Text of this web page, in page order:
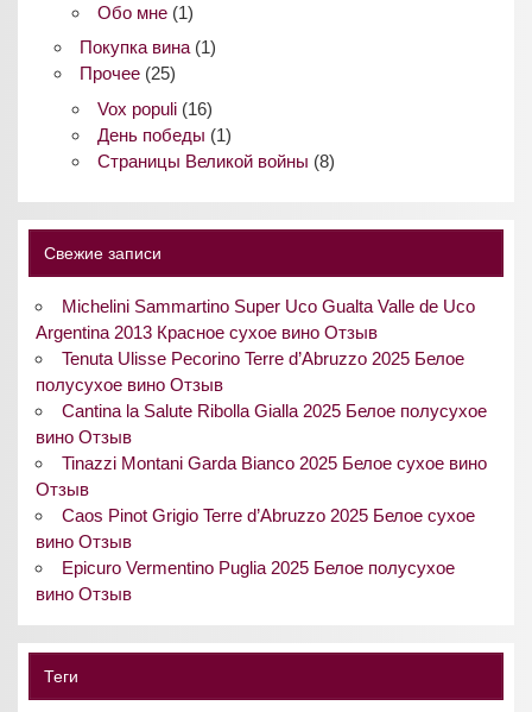
Обо мне(1)
Покупка вина(1)
Прочее(25)
Vox populi(16)
День победы (1)
Страницы Великой войны (8)
Свежие записи
Michelini Sammartino Super Uco Gualta Valle de Uco
Argentina 2013 Красное сухое вино Отзыв
Tenuta Ulisse Pecorino Terre d’Abruzzo 2025 Белое
полусухое вино Отзыв
Cantina la Salute Ribolla Gialla 2025 Белое полусухое
вино Отзыв
Tinazzi Montani Garda Bianco 2025 Белое сухое вино
Отзыв
Caos Pinot Grigio Terre d’Abruzzo 2025 Белое сухое
вино Отзыв
Epicuro Vermentino Puglia 2025 Белое полусухое
вино Отзыв
Теги